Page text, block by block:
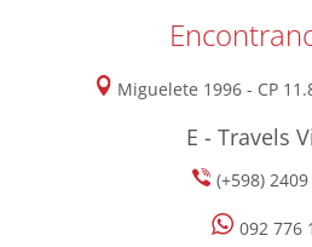
Miguelete 1996 - CP
E - Travels
(+598)
092 776